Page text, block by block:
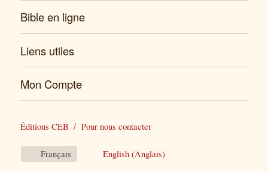
Bible en ligne
Liens utiles
Mon Compte
Éditions CEB Pour nous contacter
Français English (Anglais)